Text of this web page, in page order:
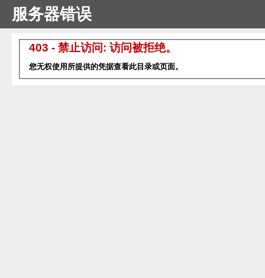
服务器错误
403 - 禁止访问: 访问被拒绝。
您无权使用所提供的凭据查看此目录或页面。